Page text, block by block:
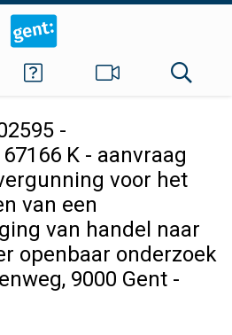
-
K - aanvraag
voor het
van een
van handel naar
openbaar onderzoek
9000 Gent -